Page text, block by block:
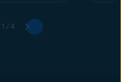
1 / 4